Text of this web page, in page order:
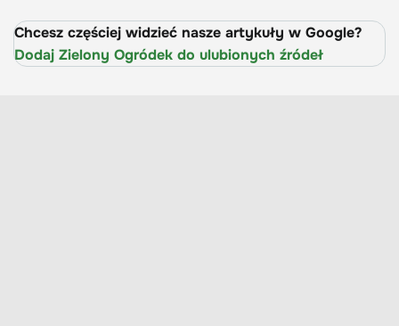
Chcesz częściej widzieć nasze artykuły w Google?
Dodaj Zielony Ogródek do ulubionych źródeł